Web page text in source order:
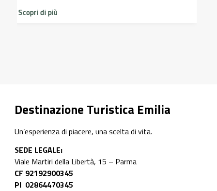
storico del Castello di Scipione …
Destinazione Turistica Emilia
Un’esperienza di piacere, una scelta di vita.
SEDE LEGALE:
Viale Martiri della Libertà, 15 – Parma
CF 92192900345
PI 02864470345